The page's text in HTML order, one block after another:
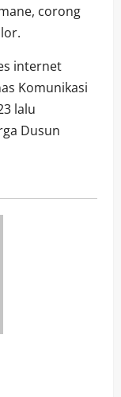
corong
internet
Komunikasi
lalu
Dusun